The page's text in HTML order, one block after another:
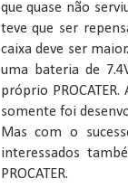
que quase não
teve que ser
caixa deve ser
uma bateria de
próprio
somente foi
Mas com o
interessados
PROCATER.